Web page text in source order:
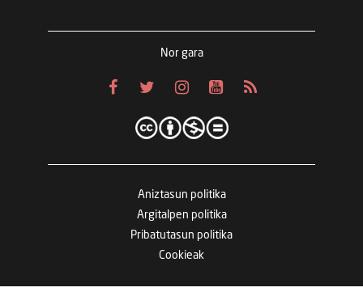
Nor gara
Aniztasun politika
Argitalpen politika
Pribatutasun politika
Cookieak